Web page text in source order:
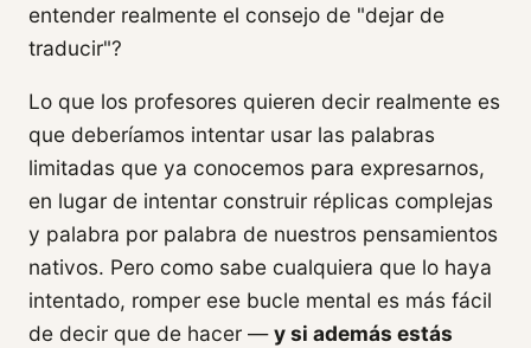
entender realmente el consejo de "dejar de
traducir"?
Lo que los profesores quieren decir realmente es
que deberíamos intentar usar las palabras
limitadas que ya conocemos para expresarnos,
en lugar de intentar construir réplicas complejas
y palabra por palabra de nuestros pensamientos
nativos. Pero como sabe cualquiera que lo haya
intentado, romper ese bucle mental es más fácil
de decir que de hacer —y si además estás